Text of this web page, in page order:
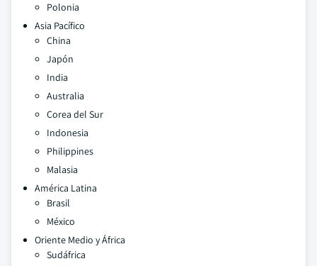
Polonia
Asia Pacífico
China
Japón
India
Australia
Corea del Sur
Indonesia
Philippines
Malasia
América Latina
Brasil
México
Oriente Medio y África
Sudáfrica